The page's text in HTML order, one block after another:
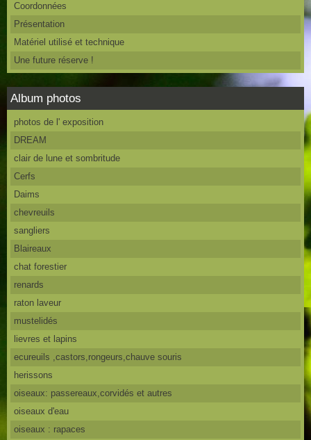
Coordonnées
Présentation
Matériel utilisé et technique
Une future réserve !
Album photos
photos de l' exposition
DREAM
clair de lune et sombritude
Cerfs
Daims
chevreuils
sangliers
Blaireaux
chat forestier
renards
raton laveur
mustelidés
lievres et lapins
ecureuils ,castors,rongeurs,chauve souris
herissons
oiseaux: passereaux,corvidés et autres
oiseaux d'eau
oiseaux : rapaces